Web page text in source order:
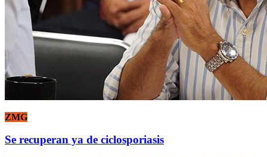
ZMG
Se recuperan ya de ciclosporiasis